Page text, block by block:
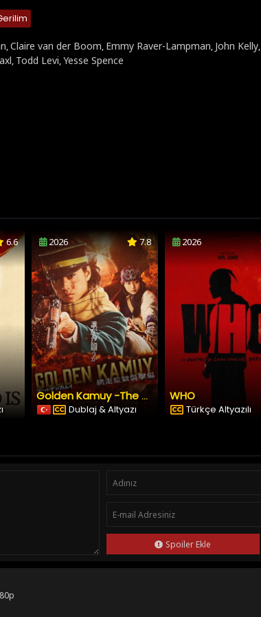
,Claire van der Boom, Emmy Raver-Lampman, John Kelly,
, Todd Levi,Yesse Spence
6.6 2026 7.8
Golden Kamuy -The Abashiri Prison Raid
Dublaj & Altyazı
2026
WHO
Türkçe Altyazılı
Spoiler Ekle